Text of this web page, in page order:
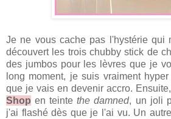
Je ne vous cache pas l'hystérie qui
découvert les trois chubby stick de
des jumbos pour les lèvres que je
long moment, je suis vraiment
que je vais en devenir accro.
Shop en teintethe damned, un joli
j'ai flashé dès que je l'ai vu. Un